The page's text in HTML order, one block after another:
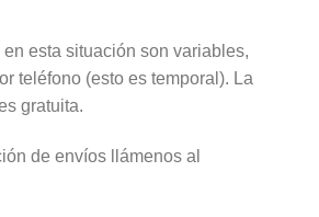
esta situación son variables,
teléfono (esto es temporal). La
gratuita.
de envíos llámenos al